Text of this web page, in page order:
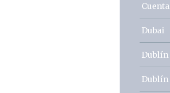
Dubai
Dublín
Dublín